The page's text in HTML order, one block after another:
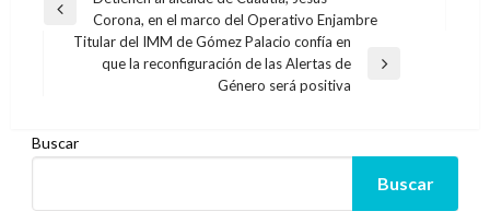
entradas
Entrada
anterior
Corona, en el marco del Operativo Enjambre
Entrada
Titular del IMM de Gómez Palacio confía en
que la reconfiguración de las Alertas de
Género será positiva
Buscar
Buscar